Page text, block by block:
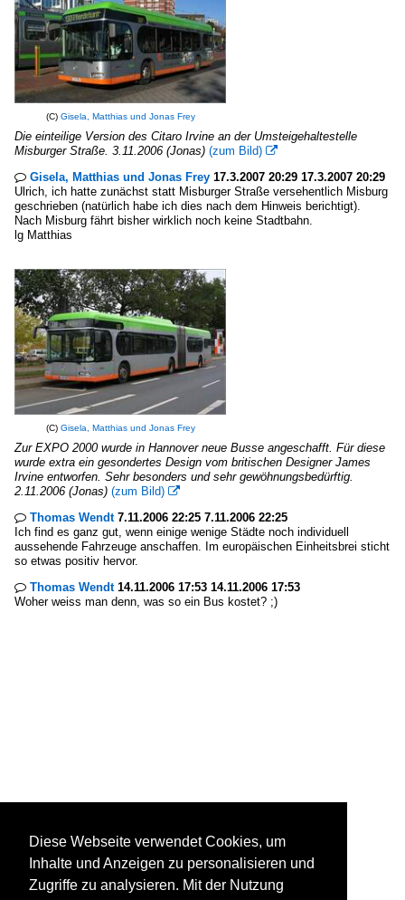
(C) Gisela, Matthias und Jonas Frey
Die einteilige Version des Citaro Irvine an der Umsteigehaltestelle
Misburger Straße. 3.11.2006 (Jonas) (zum Bild) 
 Gisela, Matthias und Jonas Frey 17.3.2007 20:29 17.3.2007 20:29
Ulrich, ich hatte zunächst statt Misburger Straße versehentlich Misburg
geschrieben (natürlich habe ich dies nach dem Hinweis berichtigt).
Nach Misburg fährt bisher wirklich noch keine Stadtbahn.
lg Matthias
(C) Gisela, Matthias und Jonas Frey
Zur EXPO 2000 wurde in Hannover neue Busse angeschafft. Für diese
wurde extra ein gesondertes Design vom britischen Designer James
Irvine entworfen. Sehr besonders und sehr gewöhnungsbedürftig.
2.11.2006 (Jonas) (zum Bild) 
 Thomas Wendt7.11.2006 22:25 7.11.2006 22:25
Ich find es ganz gut, wenn einige wenige Städte noch individuell
aussehende Fahrzeuge anschaffen. Im europäischen Einheitsbrei sticht
so etwas positiv hervor.
 Thomas Wendt14.11.2006 17:53 14.11.2006 17:53
Woher weiss man denn, was so ein Bus kostet? ;)
Diese Webseite verwendet Cookies, um
Inhalte und Anzeigen zu personalisieren und
Zugriffe zu analysieren. Mit der Nutzung